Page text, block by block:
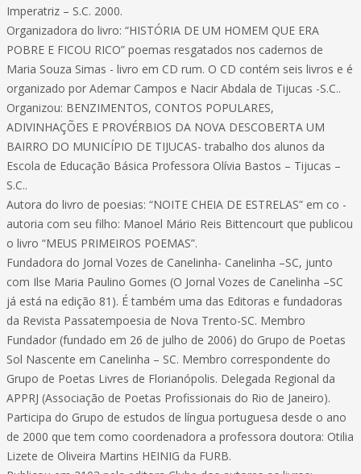
Imperatriz – S.C. 2000.
Organizadora do livro: “HISTÓRIA DE UM HOMEM QUE ERA
POBRE E FICOU RICO” poemas resgatados nos cadernos de
Maria Souza Simas - livro em CD rum. O CD contém seis livros e é
organizado por Ademar Campos e Nacir Abdala de Tijucas -S.C..
Organizou: BENZIMENTOS, CONTOS POPULARES,
ADIVINHAÇÕES E PROVÉRBIOS DA NOVA DESCOBERTA UM
BAIRRO DO MUNICÍPIO DE TIJUCAS- trabalho dos alunos da
Escola de Educação Básica Professora Olívia Bastos – Tijucas –
S.C..
Autora do livro de poesias: “NOITE CHEIA DE ESTRELAS” em co -
autoria com seu filho: Manoel Mário Reis Bittencourt que publicou
o livro “MEUS PRIMEIROS POEMAS”.
Fundadora do Jornal Vozes de Canelinha- Canelinha –SC, junto
com Ilse Maria Paulino Gomes (O Jornal Vozes de Canelinha –SC
já está na edição 81). É também uma das Editoras e fundadoras
da Revista Passatempoesia de Nova Trento-SC. Membro
Fundador (fundado em 26 de julho de 2006) do Grupo de Poetas
Sol Nascente em Canelinha – SC. Membro correspondente do
Grupo de Poetas Livres de Florianópolis. Delegada Regional da
APPRJ (Associação de Poetas Profissionais do Rio de Janeiro).
Participa do Grupo de estudos de língua portuguesa desde o ano
de 2000 que tem como coordenadora a professora doutora: Otilia
Lizete de Oliveira Martins HEINIG da FURB.